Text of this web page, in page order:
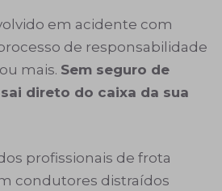
em acidente com
de responsabilidade
mais. Sem seguro de
direto do caixa da sua
profissionais de frota
condutores distraídos